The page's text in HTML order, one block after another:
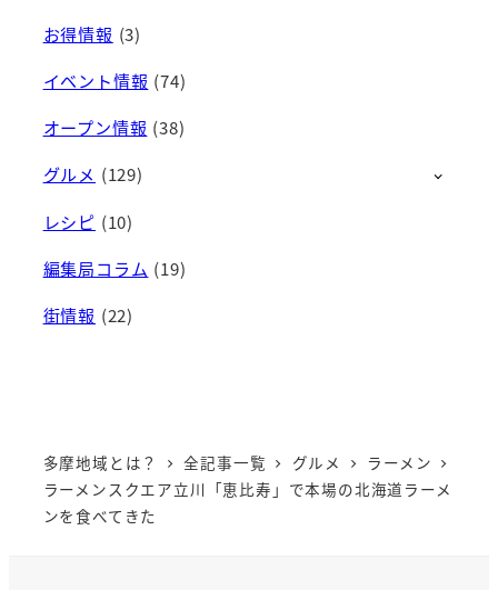
お得情報 (3)
イベント情報 (74)
オープン情報 (38)
グルメ (129)
レシピ (10)
編集局コラム (19)
街情報 (22)
多摩地域とは？ 全記事一覧 グルメ
ラーメン
ラーメンスクエア立川「恵比寿」で本場の北海道ラーメ
ンを食べてきた